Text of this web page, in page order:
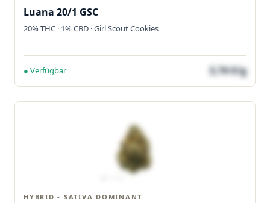
Luana 20/1 GSC
20% THC · 1% CBD · Girl Scout Cookies
● Verfügbar 3,74 €/g
HYBRID - SATIVA DOMINANT